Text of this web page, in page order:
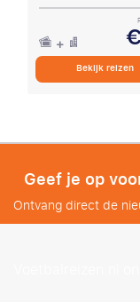
Bekijk reizen
Geef je op
Ontvang direct de